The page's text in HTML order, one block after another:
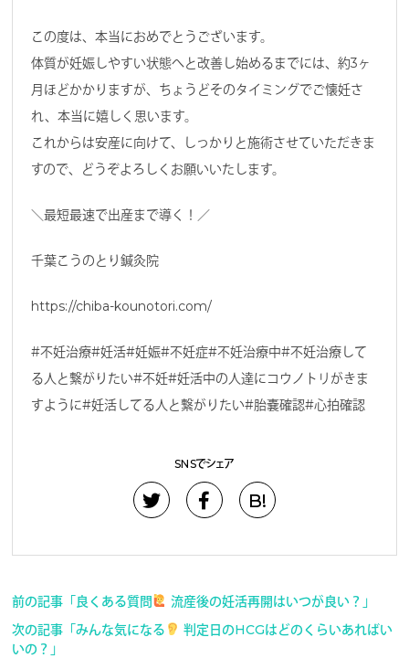
この度は、本当におめでとうございます。
体質が妊娠しやすい状態へと改善し始めるまでには、約3ヶ
月ほどかかりますが、ちょうどそのタイミングでご懐妊さ
れ、本当に嬉しく思います。
これからは安産に向けて、しっかりと施術させていただきま
すので、どうぞよろしくお願いいたします。
＼最短最速で出産まで導く！／
千葉こうのとり鍼灸院
https://chiba-kounotori.com/
#不妊治療#妊活#妊娠#不妊症#不妊治療中#不妊治療して
る人と繋がりたい#不妊#妊活中の人達にコウノトリがきま
すように#妊活してる人と繋がりたい#胎嚢確認#心拍確認
SNSでシェア
B!
前の記事「良くある質問
流産後の妊活再開はいつが良い？」
次の記事「みんな気になる
判定日のHCGはどのくらいあればい
いの？」